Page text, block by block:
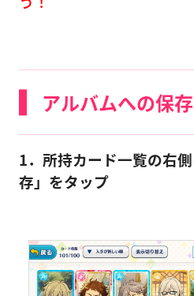
アルバムへの保
1．所持カード一覧の右
存」をタップ